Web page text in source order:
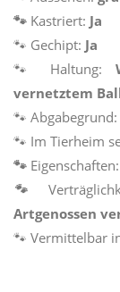
🐾 Kastriert: Ja
🐾 Gechipt: Ja
🐾 Haltung:
vernetztem
🐾 Abgabegrund:
🐾 Im Tierheim
🐾 Eigenschaften:
🐾
Artgenossen
🐾 Vermittelbar